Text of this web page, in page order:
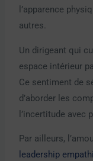
l’apparence
autres.
Un dirigeant qui
espace intérieur
Ce sentiment de
d’aborder les
l’incertitude avec
Par ailleurs,
leadership